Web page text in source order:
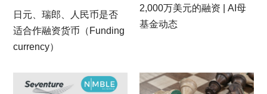
日元、瑞郎、人民币是否
适合作融资货币（Funding
currency）
2,000万美元的融资 | AI母
基金动态